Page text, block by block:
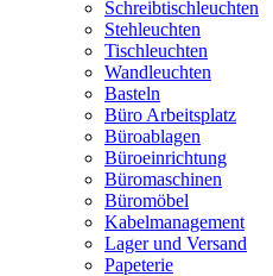
Schreibtischleuchten
Stehleuchten
Tischleuchten
Wandleuchten
Basteln
Büro Arbeitsplatz
Büroablagen
Büroeinrichtung
Büromaschinen
Büromöbel
Kabelmanagement
Lager und Versand
Papeterie